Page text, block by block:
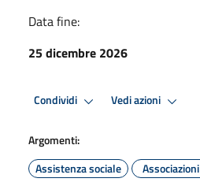
Data fine:
25 dicembre 2026
Condividi Vedi azioni
Argomenti:
Assistenza sociale
Associazioni